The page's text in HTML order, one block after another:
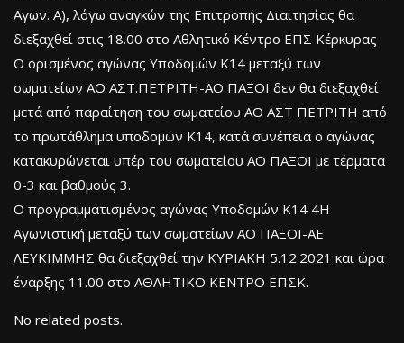
Αγων. Α), λόγω αναγκών της Επιτροπής Διαιτησίας θα
διεξαχθεί στις 18.00 στο Αθλητικό Κέντρο ΕΠΣ Κέρκυρας
Ο ορισμένος αγώνας Υποδομών Κ14 μεταξύ των
σωματείων ΑΟ ΑΣΤ.ΠΕΤΡΙΤΗ-ΑΟ ΠΑΞΟΙ δεν θα διεξαχθεί
μετά από παραίτηση του σωματείου ΑΟ ΑΣΤ ΠΕΤΡΙΤΗ από
το πρωτάθλημα υποδομών Κ14, κατά συνέπεια ο αγώνας
κατακυρώνεται υπέρ του σωματείου ΑΟ ΠΑΞΟΙ με τέρματα
0-3 και βαθμούς 3.
Ο προγραμματισμένος αγώνας Υποδομών Κ14 4Η
Αγωνιστική μεταξύ των σωματείων ΑΟ ΠΑΞΟΙ-ΑΕ
ΛΕΥΚΙΜΜΗΣ θα διεξαχθεί την ΚΥΡΙΑΚΗ 5.12.2021 και ώρα
έναρξης 11.00 στο ΑΘΛΗΤΙΚΟ ΚΕΝΤΡΟ ΕΠΣΚ.
No related posts.